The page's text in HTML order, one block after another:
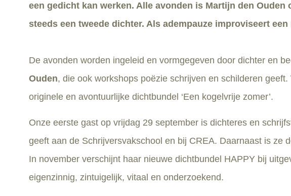
een gedicht kan werken. Alle avonden is Martijn den Ouden
steeds een tweede dichter. Als adempauze improviseert
De avonden worden ingeleid en vormgegeven door dichter en
Ouden, die ook workshops poëzie schrijven en schilderen
originele en avontuurlijke dichtbundel ‘Een kogelvrije zomer’.
Onze eerste gast op vrijdag 29 september is dichteres en
geeft aan de Schrijversvakschool en bij CREA. Daarnaast is ze
In november verschijnt haar nieuwe dichtbundel HAPPY bij
eigenzinnig, zintuigelijk, vitaal en onderzoekend.